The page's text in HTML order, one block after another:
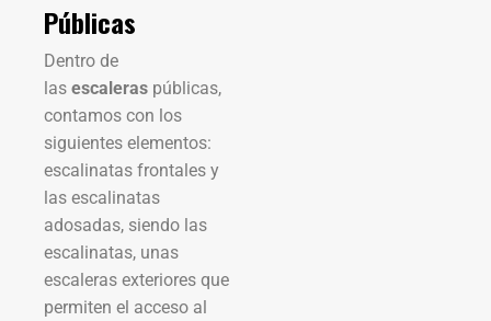
Públicas
Dentro de
las escaleras públicas,
contamos con los
siguientes elementos:
escalinatas frontales y
las escalinatas
adosadas, siendo las
escalinatas, unas
escaleras exteriores que
permiten el acceso al